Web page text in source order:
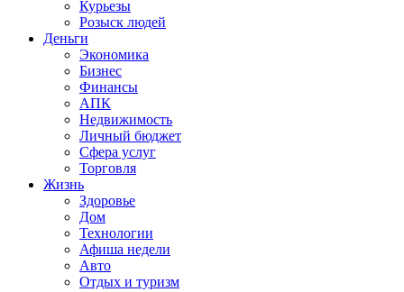
Курьезы
Розыск людей
Деньги
Экономика
Бизнес
Финансы
АПК
Недвижимость
Личный бюджет
Сфера услуг
Торговля
Жизнь
Здоровье
Дом
Технологии
Афиша недели
Авто
Отдых и туризм